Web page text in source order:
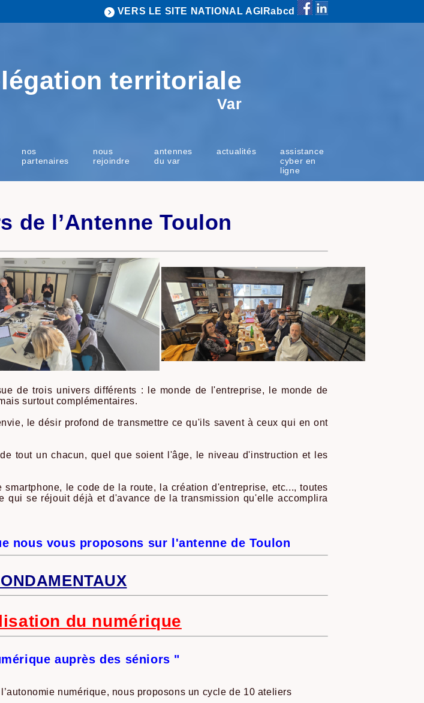
VERS LE SITE NATIONAL AGIRabcd
territoriale
Var
nos
partenaires
nous
rejoindre
antennes
du var
actualités
assistance
cyber en
ligne
de l’Antenne Toulon
de trois univers différents : le monde de l'entreprise, le monde de
surtout complémentaires.
le désir profond de transmettre ce qu'ils savent à ceux qui en ont
tout un chacun, quel que soient l'âge, le niveau d'instruction et les
le code de la route, la création d'entreprise, etc..., toutes
qui se réjouit déjà et d'avance de la transmission qu'elle accomplira
nous vous proposons sur l'antenne de Toulon
du numérique
auprès des séniors "
numérique, nous proposons un cycle de 10 ateliers